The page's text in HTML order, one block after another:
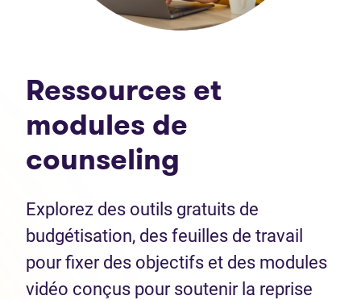
Ressources et
modules de
counseling
Explorez des outils gratuits de
budgétisation, des feuilles de travail
pour fixer des objectifs et des modules
vidéo conçus pour soutenir la reprise